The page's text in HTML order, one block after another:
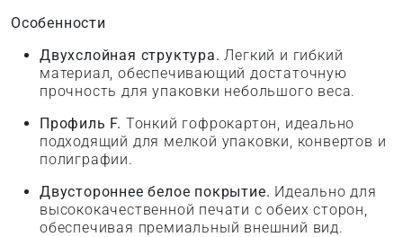
Особенности
Двухслойная структура. Легкий и гибкий
материал, обеспечивающий достаточную
прочность для упаковки небольшого веса.
Профиль F. Тонкий гофрокартон, идеально
подходящий для мелкой упаковки, конвертов и
полиграфии.
Двустороннее белое покрытие. Идеально для
высококачественной печати с обеих сторон,
обеспечивая премиальный внешний вид.